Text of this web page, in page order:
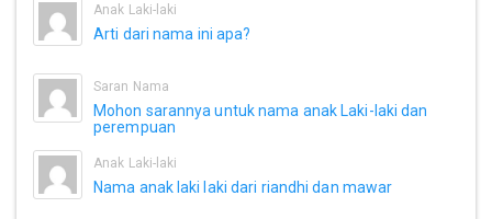
Anak Laki-laki
Arti dari nama ini apa?
Saran Nama
Mohon sarannya untuk nama anak Laki-laki dan
perempuan
Anak Laki-laki
Nama anak laki laki dari riandhi dan mawar